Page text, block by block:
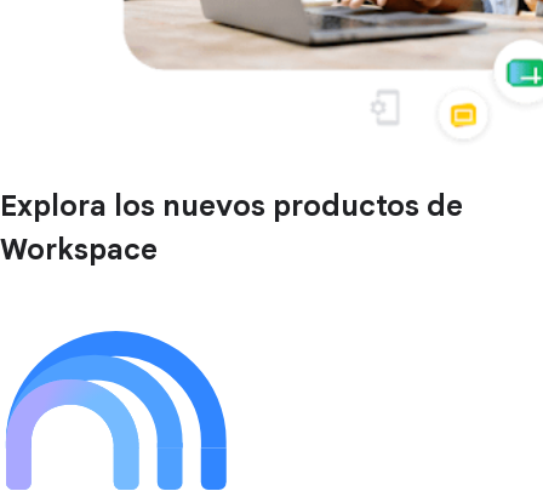
Explora los nuevos productos de
Workspace